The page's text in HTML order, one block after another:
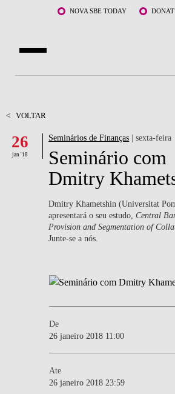
Saltar para o conteúdo principalNOVA SBE TODAY
DOCENTES E INVESTIGAÇÃO
COMUNIDADE
WHAT'S HAPPENING
< VOLTAR
26
jan '18
Seminários de Finanças | sexta-feira
Seminário com
Dmitry
Dmitry Khametshin (Universitat
apresentará o seu estudo,Central
Provision and Segmentation of
Junte-se a nós.
De
26 janeiro 2018 11:00
Ate
26 janeiro 2018 23:59